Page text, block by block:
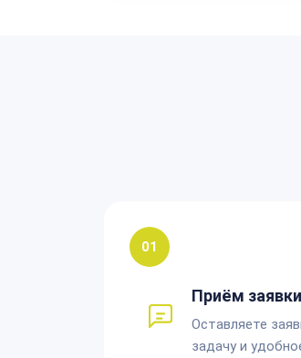
01
Приём заявки
Оставляете
задачу и